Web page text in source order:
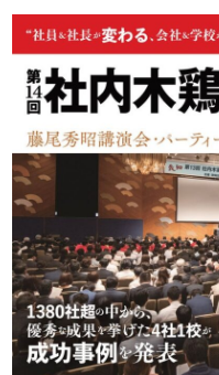
最新ブログ
会社概要
アクセス
採用情報
お問い合わせ